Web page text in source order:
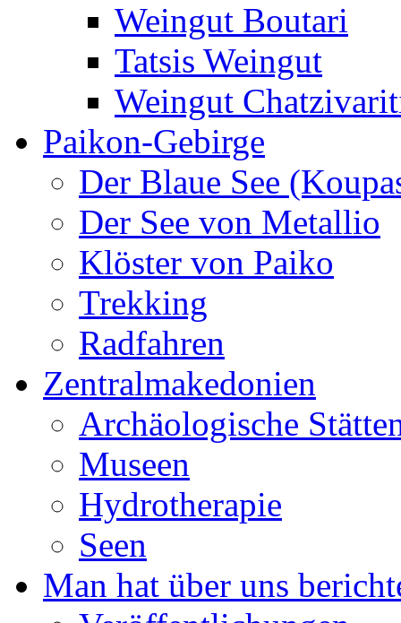
Weingut Boutari
Tatsis Weingut
Weingut
Paikon-Gebirge
Der Blaue See
Der See von Metallio
Klöster von Paiko
Trekking
Radfahren
Zentralmakedonien
Archäologische
Museen
Hydrotherapie
Seen
Man hat über uns